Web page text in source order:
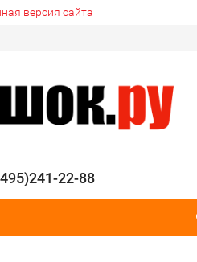
версия сайта
22-88